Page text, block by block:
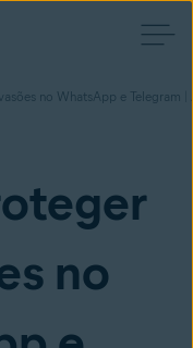
no WhatsApp e Telegram |
no